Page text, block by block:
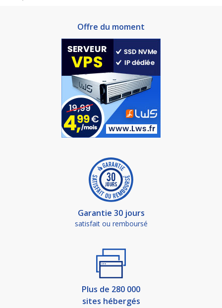
Offre du moment
Garantie 30 jours
satisfait ou remboursé
Plus de 280 000
sites hébergés